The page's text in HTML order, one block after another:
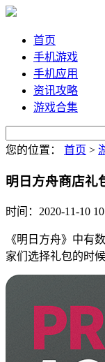
首页
手机游戏
手机应用
资讯攻略
游戏合集
您的位置： 首页 >
明日方舟商店礼
时间：2020-11-10
《明日方舟》中有
家们选择礼包的时